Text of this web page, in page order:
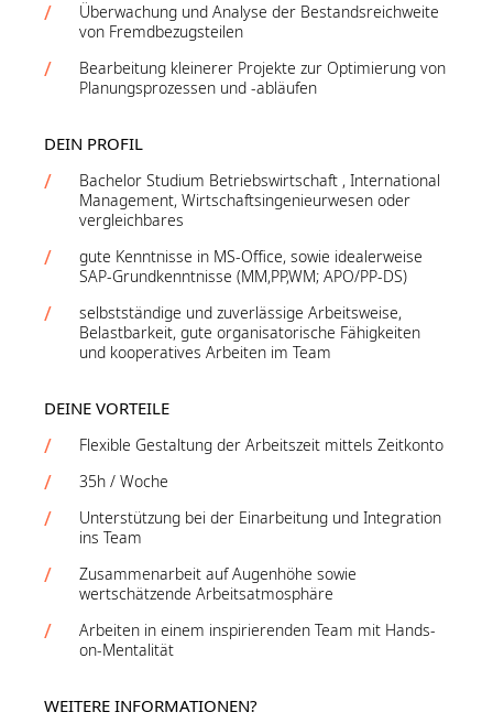
Überwachung und Analyse der Bestandsreichweite
von Fremdbezugsteilen
Bearbeitung kleinerer Projekte zur Optimierung von
Planungsprozessen und -abläufen
DEIN PROFIL
Bachelor Studium Betriebswirtschaft , International
Management, Wirtschaftsingenieurwesen oder
vergleichbares
gute Kenntnisse in MS-Office, sowie idealerweise
SAP-Grundkenntnisse (MM,PP,WM; APO/PP-DS)
selbstständige und zuverlässige Arbeitsweise,
Belastbarkeit, gute organisatorische Fähigkeiten
und kooperatives Arbeiten im Team
DEINE VORTEILE
Flexible Gestaltung der Arbeitszeit mittels Zeitkonto
35h / Woche
Unterstützung bei der Einarbeitung und Integration
ins Team
Zusammenarbeit auf Augenhöhe sowie
wertschätzende Arbeitsatmosphäre​
Arbeiten in einem inspirierenden Team mit Hands-
on-Mentalität
WEITERE INFORMATIONEN?